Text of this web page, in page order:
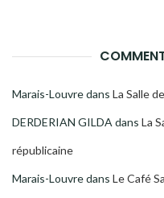
Marais-Louvredans La Salle
DERDERIAN GILDA dans La
républicaine
Marais-Louvredans Le Café